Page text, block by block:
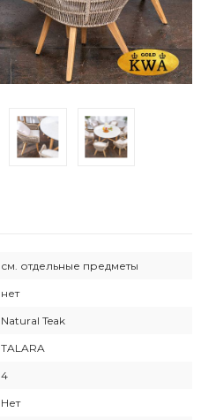
см. отдельные предметы
нет
Natural Teak
TALARA
4
Нет